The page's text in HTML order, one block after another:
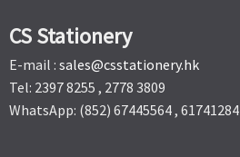
CS Stationery
E-mail : sales@csstationery.hk
Tel: 2397 8255 , 2778 3809
WhatsApp: (852) 67445564 , 61741284